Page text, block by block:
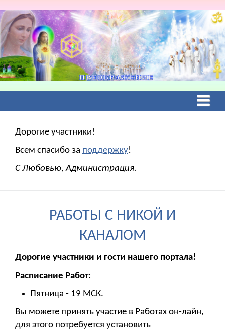
Дорогие участники!
Всем спасибо за поддержку!
С Любовью, Администрация.
РАБОТЫ С НИКОЙ И
КАНАЛОМ
Дорогие участники и гости нашего портала!
Расписание Работ:
Пятница - 19 МСК.
Вы можете принять участие в Работах он-лайн,
для этого потребуется установить